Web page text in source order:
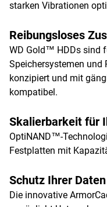
starken Vibrationen
Reibungsloses
WD Gold™ HDDs sind
Speichersystemen und
konzipiert und mit
kompatibel.
Skalierbarkeit für
OptiNAND™-
Festplatten mit
Schutz Ihrer Daten
Die innovative